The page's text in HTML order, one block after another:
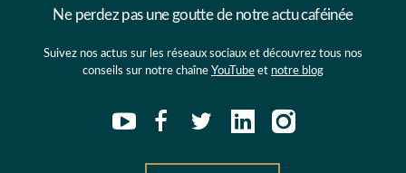
Ne perdez pas une goutte de notre actu caféinée
Suivez nos actus sur les réseaux sociaux et découvrez tous nos
conseils sur notre chaîne YouTube et notre blog